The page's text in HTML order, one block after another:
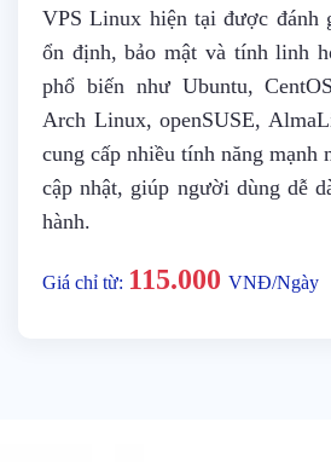
VPS Linux hiện tại được đánh
ổn định, bảo mật và tính linh
phổ biến như Ubuntu,
Arch Linux, openSUSE,
cung cấp nhiều tính năng mạnh
cập nhật, giúp người dùng dễ
hành.
Giá chỉ từ: 115.000 VNĐ/Ngày